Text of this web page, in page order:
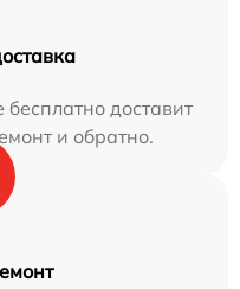
доставит
и обратно.